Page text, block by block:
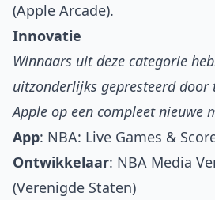
(Apple Arcade).
Innovatie
Winnaars uit deze categorie
uitzonderlijks gepresteerd door
Apple op een compleet nieuwe
App: NBA: Live Games &
Ontwikkelaar: NBA Media
(Verenigde Staten)